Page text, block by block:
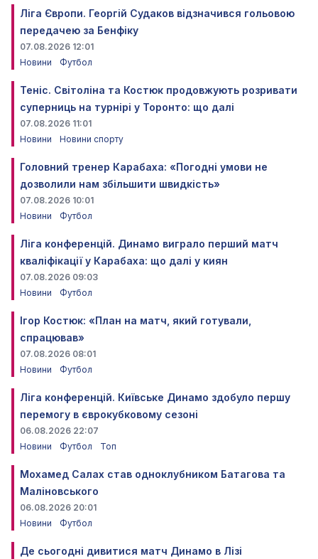
Ліга Європи. Георгій Судаков відзначився гольовою
передачею за Бенфіку
07.08.2026 12:01
Новини
Футбол
Теніс. Світоліна та Костюк продовжують розривати
суперниць на турнірі у Торонто: що далі
07.08.2026 11:01
Новини
Новини спорту
Головний тренер Карабаха: «Погодні умови не
дозволили нам збільшити швидкість»
07.08.2026 10:01
Новини
Футбол
Ліга конференцій. Динамо виграло перший матч
кваліфікації у Карабаха: що далі у киян
07.08.2026 09:03
Новини
Футбол
Ігор Костюк: «План на матч, який готували,
спрацював»
07.08.2026 08:01
Новини
Футбол
Ліга конференцій. Київське Динамо здобуло першу
перемогу в єврокубковому сезоні
06.08.2026 22:07
Новини
Футбол Топ
Мохамед Салах став одноклубником Батагова та
Маліновського
06.08.2026 20:01
Новини
Футбол
Де сьогодні дивитися матч Динамо в Лізі